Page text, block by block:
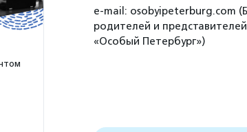
e-mail: osobyipeterburg.com
родителей и
«Особый Петербург»)